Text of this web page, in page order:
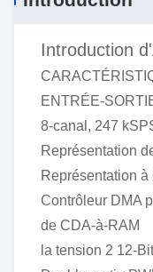
Introduction
ENTRÉE-
8-canal, 247
Représentation
Représentation
Contrôleur DMA
de CDA-à-RAM
la tension 2 12-